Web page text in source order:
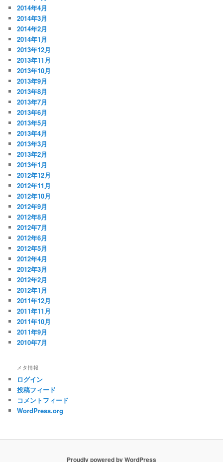
2014年4月
2014年3月
2014年2月
2014年1月
2013年12月
2013年11月
2013年10月
2013年9月
2013年8月
2013年7月
2013年6月
2013年5月
2013年4月
2013年3月
2013年2月
2013年1月
2012年12月
2012年11月
2012年10月
2012年9月
2012年8月
2012年7月
2012年6月
2012年5月
2012年4月
2012年3月
2012年2月
2012年1月
2011年12月
2011年11月
2011年10月
2011年9月
2010年7月
メタ情報
ログイン
投稿フィード
コメントフィード
WordPress.org
Proudly powered by WordPress